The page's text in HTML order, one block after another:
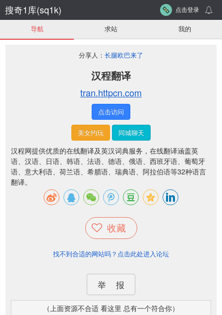
搜奇1库(sq1k) 点击登录
导航 求站 我的
分享人： 长腿欧巴来了
汉程翻译
tran.httpcn.com
点击访问
美女约玩 同城聊天
汉程网提供优质的在线翻译及英汉词典服务，在线翻译涵盖英
语、汉语、日语、韩语、法语、德语、俄语、西班牙语、葡萄牙
语、意大利语、荷兰语、希腊语、瑞典语、阿拉伯语等32种语言
翻译。
收藏
找不到合适的网站吗？点击此处进入论坛
举 报
（上面资源不合适 看这里 总有一个符合你）